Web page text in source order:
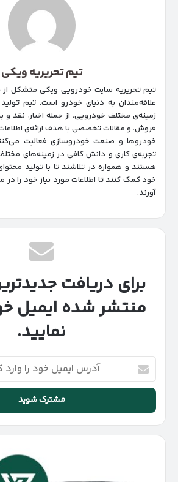
تیم تحریریه ویکی
تیم تحریریه سایت خودرویی ویکی متشکل از
علاقه‌مندان به دنیای خودرو است. تیم
زمینه‌‌ی مختلف خودرویی، از جمله اخبار، نقد و
فروش، و مقالات تخصصی با هدف ارائه‌ی
خودروها و صنعت خودروسازی فعالیت
تجربه‌ی کاری و دانش کافی در زمینه‌های
هستند و همواره در تلاشند تا با تولید
خود کمک کنند تا اطلاعات مورد نیاز خود را
آورند.
برای دریافت
منتشر شده ایمیل
نمایید.
آدرس
ایمیل
خود
وارد
کنید